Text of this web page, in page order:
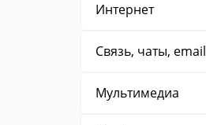
Интернет
Связь, чаты, email
Мультимедиа